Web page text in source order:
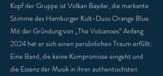
Kopf der Gruppe ist Volkan Baydar, die markante
Stimme des Hamburger Kult-Duos Orange Blue.
Mit der Gründung von „The Volcanoes“ Anfang
2024 hat er sich einen persönlichen Traum erfüllt:
Eine Band, die keine Kompromisse eingeht und
die Essenz der Musik in ihrer authentischsten